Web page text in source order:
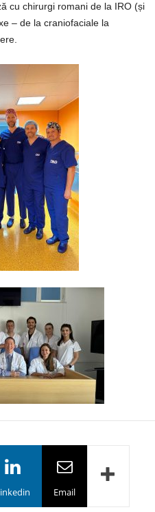
cu chirurgi romani de la IRO (și
– de la craniofaciale la
Email